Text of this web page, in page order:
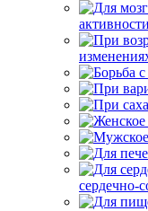
активности
сердечно-